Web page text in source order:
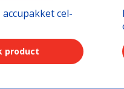
accupakket cel-
product